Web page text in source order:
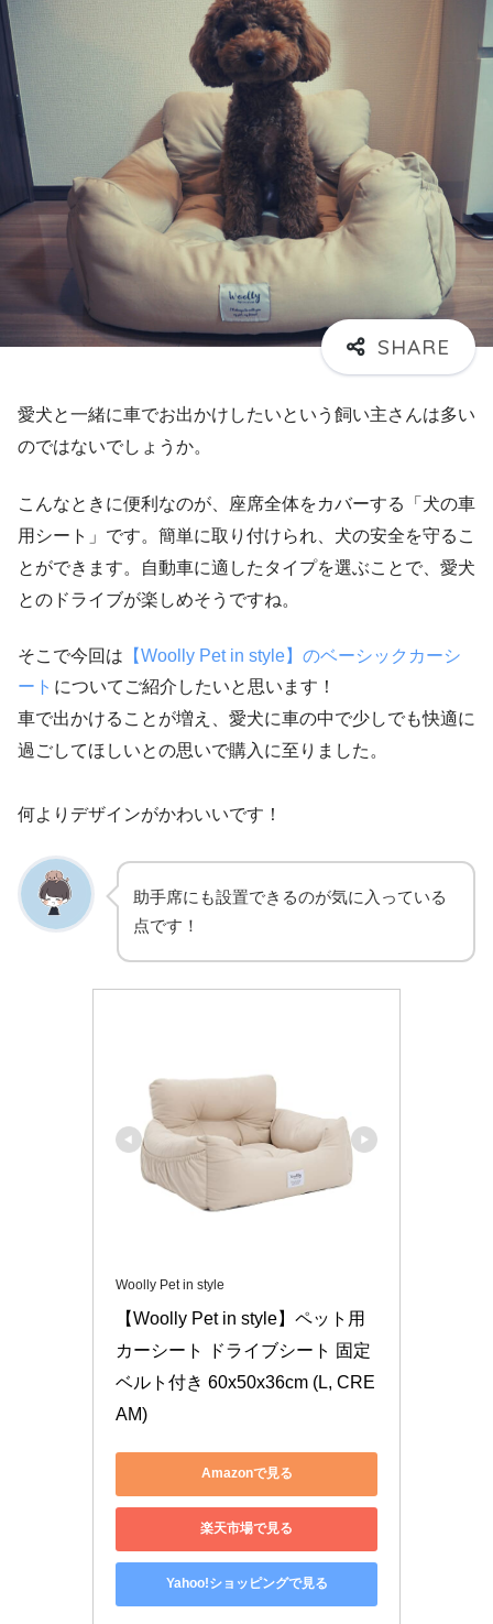
愛犬と一緒に車でお出かけしたいという飼い主さんは多い
のではないでしょうか。
こんなときに便利なのが、座席全体をカバーする「犬の車
用シート」です。簡単に取り付けられ、犬の安全を守るこ
とができます。自動車に適したタイプを選ぶことで、愛犬
とのドライブが楽しめそうですね。
そこで今回は 【Woolly Pet in style】のベーシックカーシ
ート についてご紹介したいと思います！
車で出かけることが増え、愛犬に車の中で少しでも快適に
過ごしてほしいとの思いで購入に至りました。
何よりデザインがかわいいです！
助手席にも設置できるのが気に入っている
点です！
Woolly Pet in style
【Woolly Pet in style】ペット用
カーシート ドライブシート 固定
ベルト付き 60x50x36cm (L, CRE
AM)
Amazonで見る
楽天市場で見る
Yahoo!ショッピングで見る